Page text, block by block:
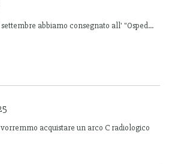
abbiamo consegnato all' "Osped...
acquistare un arco C radiologico